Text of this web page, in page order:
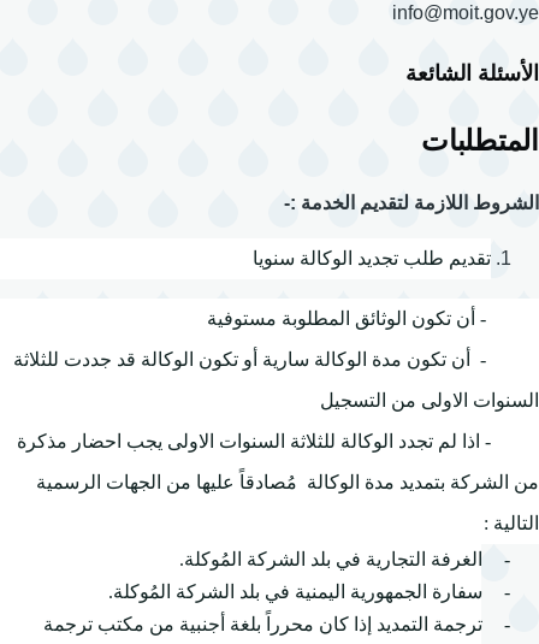
info@moit.gov.ye
الأسئلة الشائعة
المتطلبات
الشروط اللازمة لتقديم الخدمة :-
تقديم طلب تجديد الوكالة سنويا
- أن تكون الوثائق المطلوبة مستوفية
- أن تكون مدة الوكالة سارية أو تكون الوكالة قد جددت للثلاثة
السنوات الاولى من التسجيل
- اذا لم تجدد الوكالة للثلاثة السنوات الاولى يجب احضار مذكرة
من الشركة بتمديد مدة الوكالة مُصادقاً عليها من الجهات الرسمية
التالية :
-
الغرفة التجارية في بلد الشركة المُوكلة.
-
سفارة الجمهورية اليمنية في بلد الشركة المُوكلة.
-
ترجمة التمديد إذا كان محرراً بلغة أجنبية من مكتب ترجمة